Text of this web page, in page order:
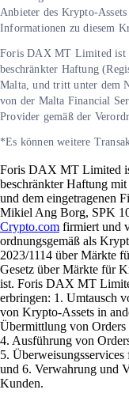
Anbieter des Krypto-
Informationen zu diesem
Foris DAX MT Limited ist
beschränkter Haftung
Malta, und tritt unter dem
von der Malta Financial
Provider gemäß der
*Es können weitere
Foris DAX MT Limited
beschränkter Haftung
und dem eingetragenen
Mikiel Ang Borg, SPK
Crypto.com firmiert und
ordnungsgemäß als
2023/1114 über Märkte
Gesetz über Märkte für
ist. Foris DAX MT
erbringen: 1. Umtausch
von Krypto-Assets in
Übermittlung von
4. Ausführung von
5.
und 6. Verwahrung und
Kunden.